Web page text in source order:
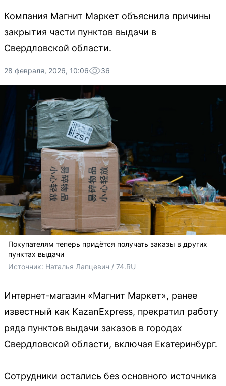
Компания Магнит Маркет объяснила причины
закрытия части пунктов выдачи в
Свердловской области.
28 февраля, 2026, 10:06 36
Покупателям теперь придётся получать заказы в других
пунктах выдачи
Источник: Наталья Лапцевич / 74.RU
Интернет-магазин «Магнит Маркет», ранее
известный как KazanExpress, прекратил работу
ряда пунктов выдачи заказов в городах
Свердловской области, включая Екатеринбург.
Сотрудники остались без основного источника